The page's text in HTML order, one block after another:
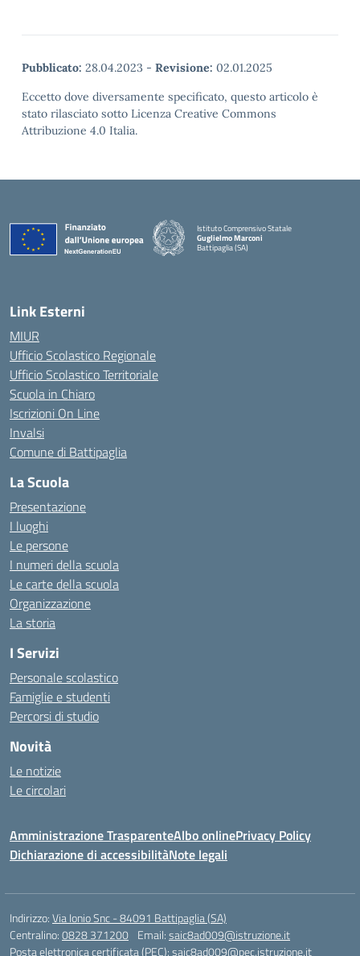
Pubblicato: 28.04.2023 - Revisione: 02.01.2025
Eccetto dove diversamente specificato, questo articolo è
stato rilasciato sotto Licenza Creative Commons
Attribuzione 4.0 Italia.
Istituto Comprensivo Statale
Guglielmo Marconi
Battipaglia (SA)
— Visita la pagina iniziale della scuola
Link Esterni
MIUR
Ufficio Scolastico Regionale
Ufficio Scolastico Territoriale
Scuola in Chiaro
Iscrizioni On Line
Invalsi
Comune di Battipaglia
La Scuola
Presentazione
I luoghi
Le persone
I numeri della scuola
Le carte della scuola
Organizzazione
La storia
I Servizi
Personale scolastico
Famiglie e studenti
Percorsi di studio
Novità
Le notizie
Le circolari
Amministrazione TrasparenteAlbo onlinePrivacy Policy
Dichiarazione di accessibilitàNote legali
Indirizzo:Via Ionio Snc - 84091 Battipaglia (SA)
Centralino:0828 371200 Email:saic8ad009@istruzione.it
Posta elettronica certificata (PEC):saic8ad009@pec.istruzione.it